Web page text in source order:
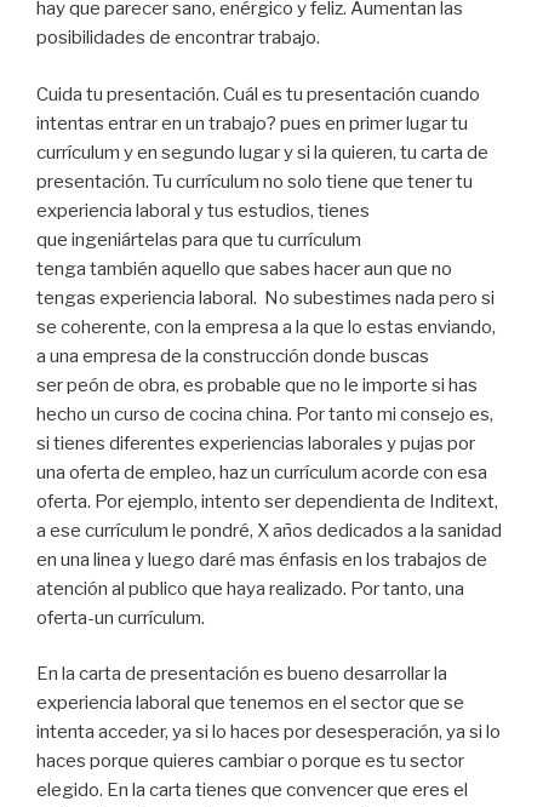
hay que parecer sano, enérgico y feliz. Aumentan las
posibilidades de encontrar trabajo.
Cuida tu presentación. Cuál es tu presentación cuando
intentas entrar en un trabajo? pues en primer lugar tu
currículum y en segundo lugar y si la quieren, tu carta de
presentación. Tu currículum no solo tiene que tener tu
experiencia laboral y tus estudios, tienes
que ingeniártelas para que tu currículum
tenga también aquello que sabes hacer aun que no
tengas experiencia laboral. No subestimes nada pero si
se coherente, con la empresa a la que lo estas enviando,
a una empresa de la construcción donde buscas
ser peón de obra, es probable que no le importe si has
hecho un curso de cocina china. Por tanto mi consejo es,
si tienes diferentes experiencias laborales y pujas por
una oferta de empleo, haz un currículum acorde con esa
oferta. Por ejemplo, intento ser dependienta de Inditext,
a ese currículum le pondré, X años dedicados a la sanidad
en una linea y luego daré mas énfasis en los trabajos de
atención al publico que haya realizado. Por tanto, una
oferta-un currículum.
En la carta de presentación es bueno desarrollar la
experiencia laboral que tenemos en el sector que se
intenta acceder, ya si lo haces por desesperación, ya si lo
haces porque quieres cambiar o porque es tu sector
elegido. En la carta tienes que convencer que eres el